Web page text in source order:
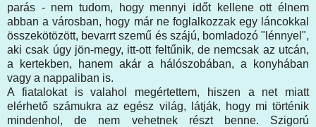
parás - nem tudom, hogy mennyi időt kellene ott élnem
abban a városban, hogy már ne foglalkozzak egy láncokkal
összekötözött, bevarrt szemű és szájú, bomladozó "lénnyel",
aki csak úgy jön-megy, itt-ott feltűnik, de nemcsak az utcán,
a kertekben, hanem akár a hálószobában, a konyhában
vagy a nappaliban is.
A fiatalokat is valahol megértettem, hiszen a net miatt
elérhető számukra az egész világ, látják, hogy mi történik
mindenhol, de nem vehetnek részt benne. Szigorú